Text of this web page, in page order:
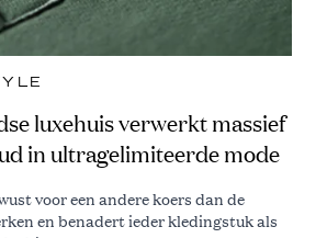
luxehuis verwerkt massief
in ultragelimiteerde mode
voor een andere koers dan de
en benadert ieder kledingstuk als